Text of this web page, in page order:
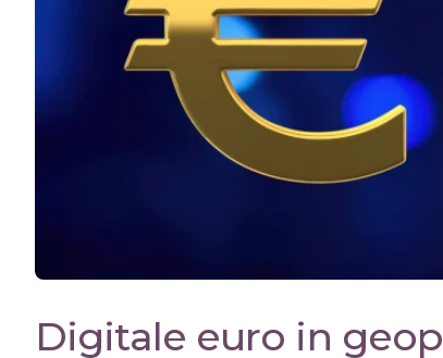
Digitale euro in